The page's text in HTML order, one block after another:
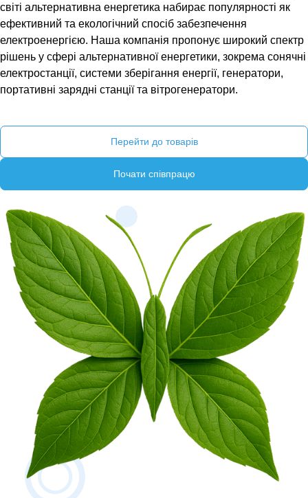
світі альтернативна енергетика набирає популярності як
ефективний та екологічний спосіб забезпечення
електроенергією. Наша компанія пропонує широкий спектр
рішень у сфері альтернативної енергетики, зокрема сонячні
електростанції, системи зберігання енергії, генератори,
портативні зарядні станції та вітрогенератори.
Перейти до товарів
Почати співпрацю